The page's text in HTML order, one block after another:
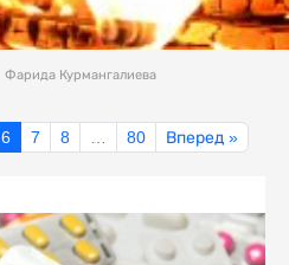
Фарида Курмангалиева
6 7 8 80 Вперед »